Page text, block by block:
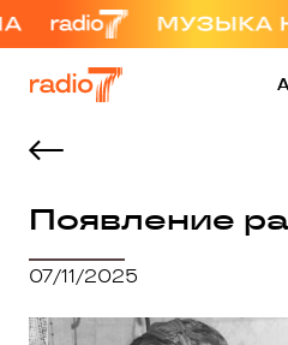
Появление
07/11/2025